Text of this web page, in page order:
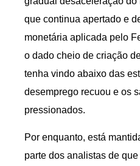
que continua apertado e
monetária aplicada pelo
o dado cheio de criação
tenha vindo abaixo das
desemprego recuou e os
pressionados.
Por enquanto, está
parte dos analistas de